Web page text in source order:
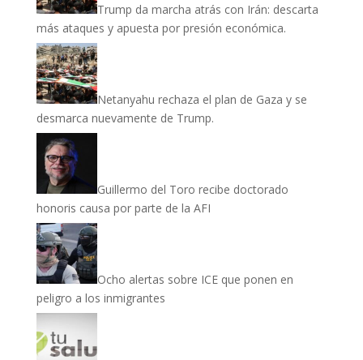
Trump da marcha atrás con Irán: descarta
más ataques y apuesta por presión económica.
Netanyahu rechaza el plan de Gaza y se
desmarca nuevamente de Trump.
Guillermo del Toro recibe doctorado
honoris causa por parte de la AFI
Ocho alertas sobre ICE que ponen en
peligro a los inmigrantes